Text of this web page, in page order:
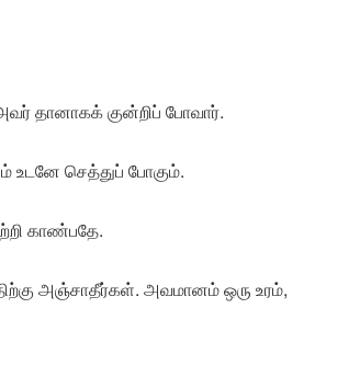
அவர் தானாகக் குன்றிப் போவார்.
உடனே செத்துப் போகும்.
காண்பதே.
அஞ்சாதீர்கள். அவமானம் ஒரு உரம்,